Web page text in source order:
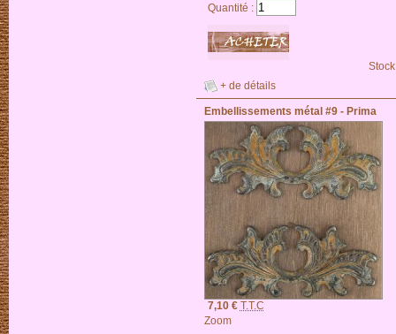
Quantité :
+ de détails
Embellissements métal #9 - Prima
7,10 € T.T.C
Zoom